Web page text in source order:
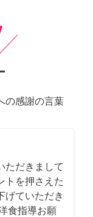
の感謝の言葉
ただきまして
トを押さえた
げていただき
食指導お願